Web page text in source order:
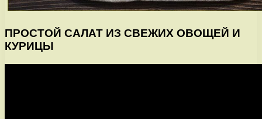
ПРОСТОЙ САЛАТ ИЗ СВЕЖИХ ОВОЩЕЙ И
КУРИЦЫ